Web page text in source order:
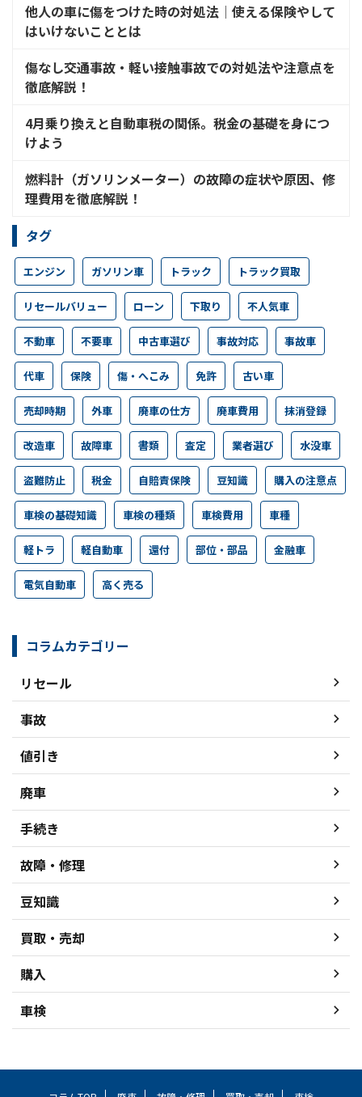
他人の車に傷をつけた時の対処法│使える保険やして
はいけないこととは
傷なし交通事故・軽い接触事故での対処法や注意点を
徹底解説！
4月乗り換えと自動車税の関係。税金の基礎を身につ
けよう
燃料計（ガソリンメーター）の故障の症状や原因、修
理費用を徹底解説！
タグ
エンジン ガソリン車 トラック トラック買取
リセールバリュー ローン 下取り 不人気車
不動車 不要車 中古車選び 事故対応 事故車
代車 保険 傷・へこみ 免許 古い車
売却時期 外車 廃車の仕方 廃車費用 抹消登録
改造車 故障車 書類 査定 業者選び 水没車
盗難防止 税金 自賠責保険 豆知識 購入の注意点
車検の基礎知識 車検の種類 車検費用 車種
軽トラ 軽自動車 還付 部位・部品 金融車
電気自動車 高く売る
コラムカテゴリー
リセール
事故
値引き
廃車
手続き
故障・修理
豆知識
買取・売却
購入
車検